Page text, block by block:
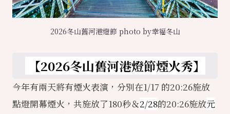
2026冬山舊河港燈節 photo by幸福冬山
【2026冬山舊河港燈節煙火秀】
今年有兩天將有煙火表演，分別在1/17 的20:26施放
點燈開幕煙火，共施放了180秒＆2/28的20:26施放元